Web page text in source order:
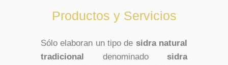
Productos y Servicios
Sólo elaboran un tipo de sidra natural
tradicional denominado sidra